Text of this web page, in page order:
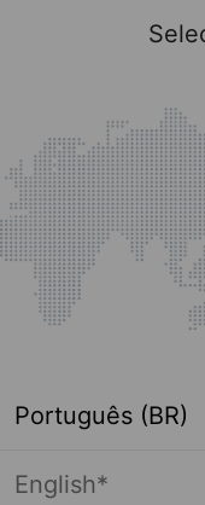
Português (BR)
English*